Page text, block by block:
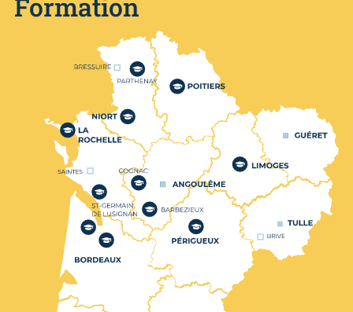
Formation
Nos centres de formation